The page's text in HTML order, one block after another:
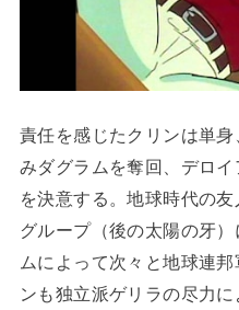
責任を感じたクリンは単
みダグラムを奪回、デロ
を決意する。地球時代の
グループ（後の太陽の牙
ムによって次々と地球連
ンも独立派ゲリラの尽力